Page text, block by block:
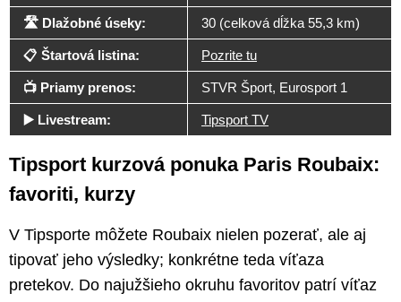
🛣️ Dlažobné úseky: 30 (celková dĺžka 55,3 km)
📋 Štartová listina: Pozrite tu
📺 Priamy prenos: STVR Šport, Eurosport 1
▶️ Livestream: Tipsport TV
Tipsport kurzová ponuka Paris Roubaix:
favoriti, kurzy
V Tipsporte môžete Roubaix nielen pozerať, ale aj
tipovať jeho výsledky; konkrétne teda víťaza
pretekov. Do najužšieho okruhu favoritov patrí víťaz